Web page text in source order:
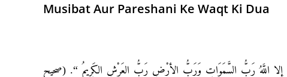
Musibat Aur Pareshani Ke Waqt Ki Dua
إله إلا اللَّهُ رَبُّ السَّمَوَاتِ وَرَبُّ الأرْضِ رَبُّ العَرْشِ الكَرِيمُ “. (صحيح